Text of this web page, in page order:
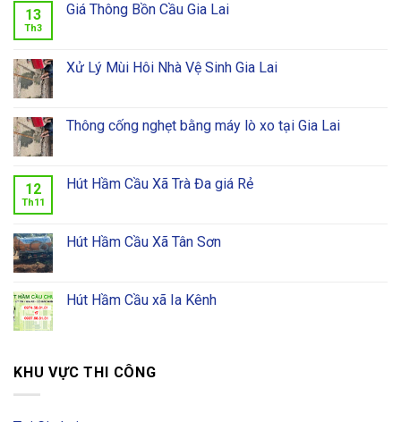
13
Th3
Giá Thông Bồn Cầu Gia Lai
Xử Lý Mùi Hôi Nhà Vệ Sinh Gia Lai
Thông cống nghẹt bằng máy lò xo tại Gia Lai
12
Th11
Hút Hầm Cầu Xã Trà Đa giá Rẻ
Hút Hầm Cầu Xã Tân Sơn
Hút Hầm Cầu xã Ia Kênh
KHU VỰC THI CÔNG